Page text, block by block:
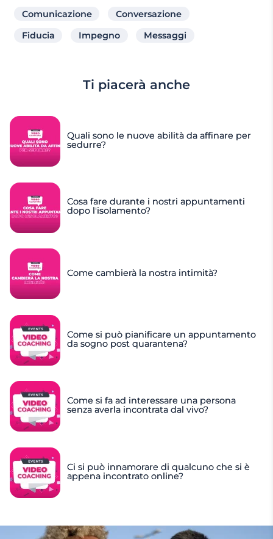
Comunicazione
Conversazione
Fiducia
Impegno Messaggi
Ti piacerà anche
Quali sono le nuove abilità da affinare per
sedurre?
Cosa fare durante i nostri appuntamenti
dopo l'isolamento?
Come cambierà la nostra intimità?
Come si può pianificare un appuntamento
da sogno post quarantena?
Come si fa ad interessare una persona
senza averla incontrata dal vivo?
Ci si può innamorare di qualcuno che si è
appena incontrato online?